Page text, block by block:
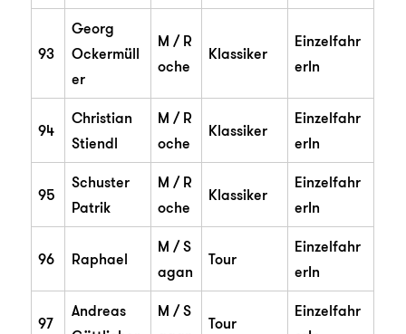
93
Georg
Ockermüll
er
M / R
oche
Klassiker
Einzelfahr
erIn
94
Christian
Stiendl
M / R
oche
Klassiker
Einzelfahr
erIn
95
Schuster
Patrik
M / R
oche
Klassiker
Einzelfahr
erIn
96 Raphael
M / S
agan
Tour
Einzelfahr
erIn
97
Andreas
M / S
Tour
Einzelfahr